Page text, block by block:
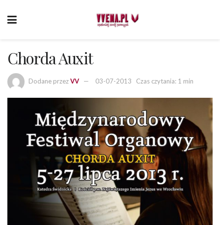
Chorda Auxit
Dodane przezVV 03-07-2013 Czas czytania: 1 min